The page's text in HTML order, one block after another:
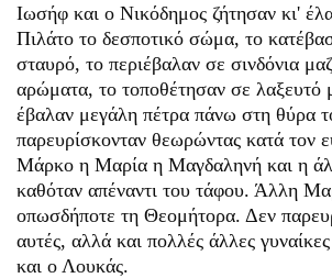
Ιωσήφ και ο Νικόδημος ζήτησαν κι'
Πιλάτο το δεσποτικό σώμα, το
σταυρό, το περιέβαλαν σε σινδόνια
αρώματα, το τοποθέτησαν σε λαξευτό
έβαλαν μεγάλη πέτρα πάνω στη θύρα
παρευρίσκονταν θεωρώντας κατά τον
Μάρκο η Μαρία η Μαγδαληνή και η
καθόταν απέναντι του τάφου. Άλλη
οπωσδήποτε τη Θεομήτορα. Δεν
αυτές, αλλά και πολλές άλλες
και ο Λουκάς.